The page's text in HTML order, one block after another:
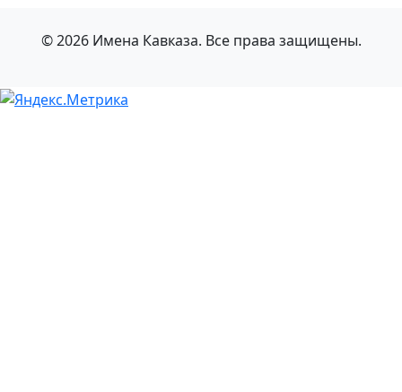
© 2026 Имена Кавказа. Все права защищены.